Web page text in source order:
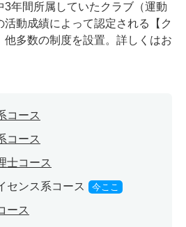
3年間所属していたクラブ（運動
活動成績によって認定される【ク
他多数の制度を設置。詳しくはお
コース
コース
士コース
センス系コース
今ここ
ース